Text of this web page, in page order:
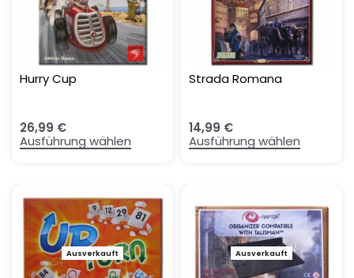
Hurry Cup
26,99 €
Ausführung wählen
Strada Romana
14,99 €
Ausführung wählen
Ausverkauft -15%
Ausverkauft